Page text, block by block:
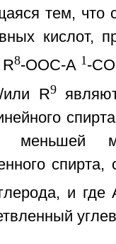
тем, что
кислот,
8-OOC-A 1-
R9
и где